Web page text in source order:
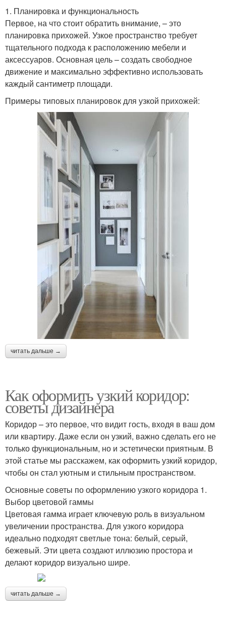
1. Планировка и функциональность
Первое, на что стоит обратить внимание, – это
планировка прихожей. Узкое пространство требует
тщательного подхода к расположению мебели и
аксессуаров. Основная цель – создать свободное
движение и максимально эффективно использовать
каждый сантиметр площади.
Примеры типовых планировок для узкой прихожей:
читать дальше →
Как оформить узкий коридор:
советы дизайнера
Коридор – это первое, что видит гость, входя в ваш дом
или квартиру. Даже если он узкий, важно сделать его не
только функциональным, но и эстетически приятным. В
этой статье мы расскажем, как оформить узкий коридор,
чтобы он стал уютным и стильным пространством.
Основные советы по оформлению узкого коридора 1.
Выбор цветовой гаммы
Цветовая гамма играет ключевую роль в визуальном
увеличении пространства. Для узкого коридора
идеально подходят светлые тона: белый, серый,
бежевый. Эти цвета создают иллюзию простора и
делают коридор визуально шире.
читать дальше →